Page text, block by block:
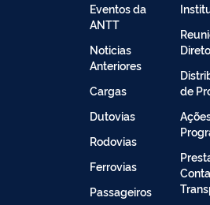
Eventos da
ANTT
Noticias
Anteriores
Cargas
Dutovias
Rodovias
Ferrovias
Passageiros
de